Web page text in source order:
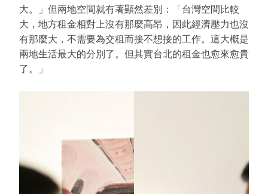
大。」但兩地空間就有著顯然差別：「台灣空間比較
大，地方租金相對上沒有那麼高昂，因此經濟壓力也沒
有那麼大，不需要為交租而接不想接的工作。這大概是
兩地生活最大的分別了。但其實台北的租金也愈來愈貴
了。」